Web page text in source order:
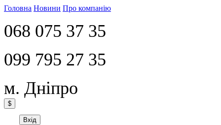
Головна Новини Про компанію
068 075 37 35
099 795 27 35
м. Дніпро
$
Вхід